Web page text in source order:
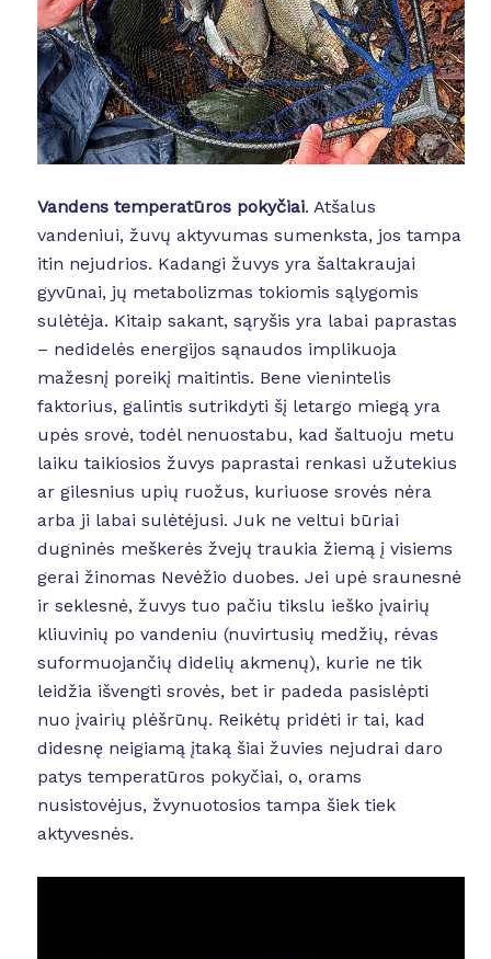
Vandens temperatūros pokyčiai. Atšalus
vandeniui, žuvų aktyvumas sumenksta, jos tampa
itin nejudrios. Kadangi žuvys yra šaltakraujai
gyvūnai, jų metabolizmas tokiomis sąlygomis
sulėtėja. Kitaip sakant, sąryšis yra labai paprastas
– nedidelės energijos sąnaudos implikuoja
mažesnį poreikį maitintis. Bene vienintelis
faktorius, galintis sutrikdyti šį letargo miegą yra
upės srovė, todėl nenuostabu, kad šaltuoju metu
laiku taikiosios žuvys paprastai renkasi užutekius
ar gilesnius upių ruožus, kuriuose srovės nėra
arba ji labai sulėtėjusi. Juk ne veltui būriai
dugninės meškerės žvejų traukia žiemą į visiems
gerai žinomas Nevėžio duobes. Jei upė sraunesnė
ir seklesnė, žuvys tuo pačiu tikslu ieško įvairių
kliuvinių po vandeniu (nuvirtusių medžių, rėvas
suformuojančių didelių akmenų), kurie ne tik
leidžia išvengti srovės, bet ir padeda pasislėpti
nuo įvairių plėšrūnų. Reikėtų pridėti ir tai, kad
didesnę neigiamą įtaką šiai žuvies nejudrai daro
patys temperatūros pokyčiai, o, orams
nusistovėjus, žvynuotosios tampa šiek tiek
aktyvesnės.